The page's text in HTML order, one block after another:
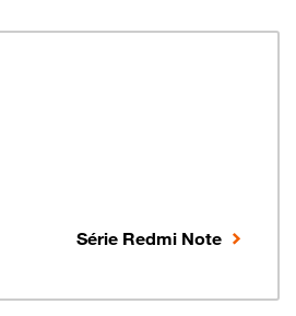
Série Redmi Note